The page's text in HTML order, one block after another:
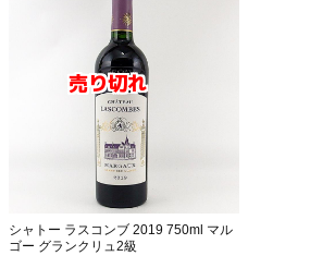
シャトー ラスコンブ 2019 750ml マル
ゴー グランクリュ2級